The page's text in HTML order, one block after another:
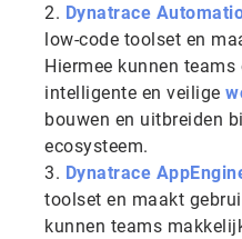
Dynatrace
low-code toolset en
Hiermee kunnen
intelligente en veilige
bouwen en uitbreiden
ecosysteem.
Dynatrace
toolset en maakt
kunnen teams